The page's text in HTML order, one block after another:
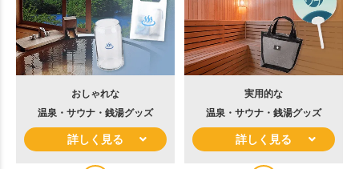
おしゃれな
温泉・サウナ・銭湯グッズ
詳しく見る
実用的な
温泉・サウナ・銭湯グッズ
詳しく見る